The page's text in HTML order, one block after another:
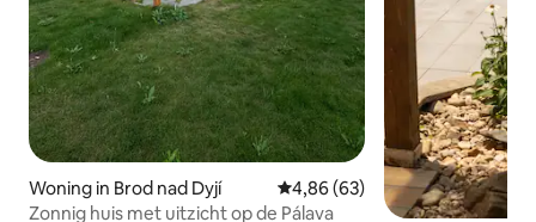
Woning in Brod nad Dyjí Gemiddelde beoordeling van
4,86 (63)
Zonnig huis met uitzicht op de Pálava